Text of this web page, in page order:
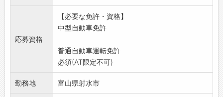
応募資格
【必要な免許・資格】
中型自動車免許
普通自動車運転免許
必須(AT限定不可)
勤務地 富山県射水市